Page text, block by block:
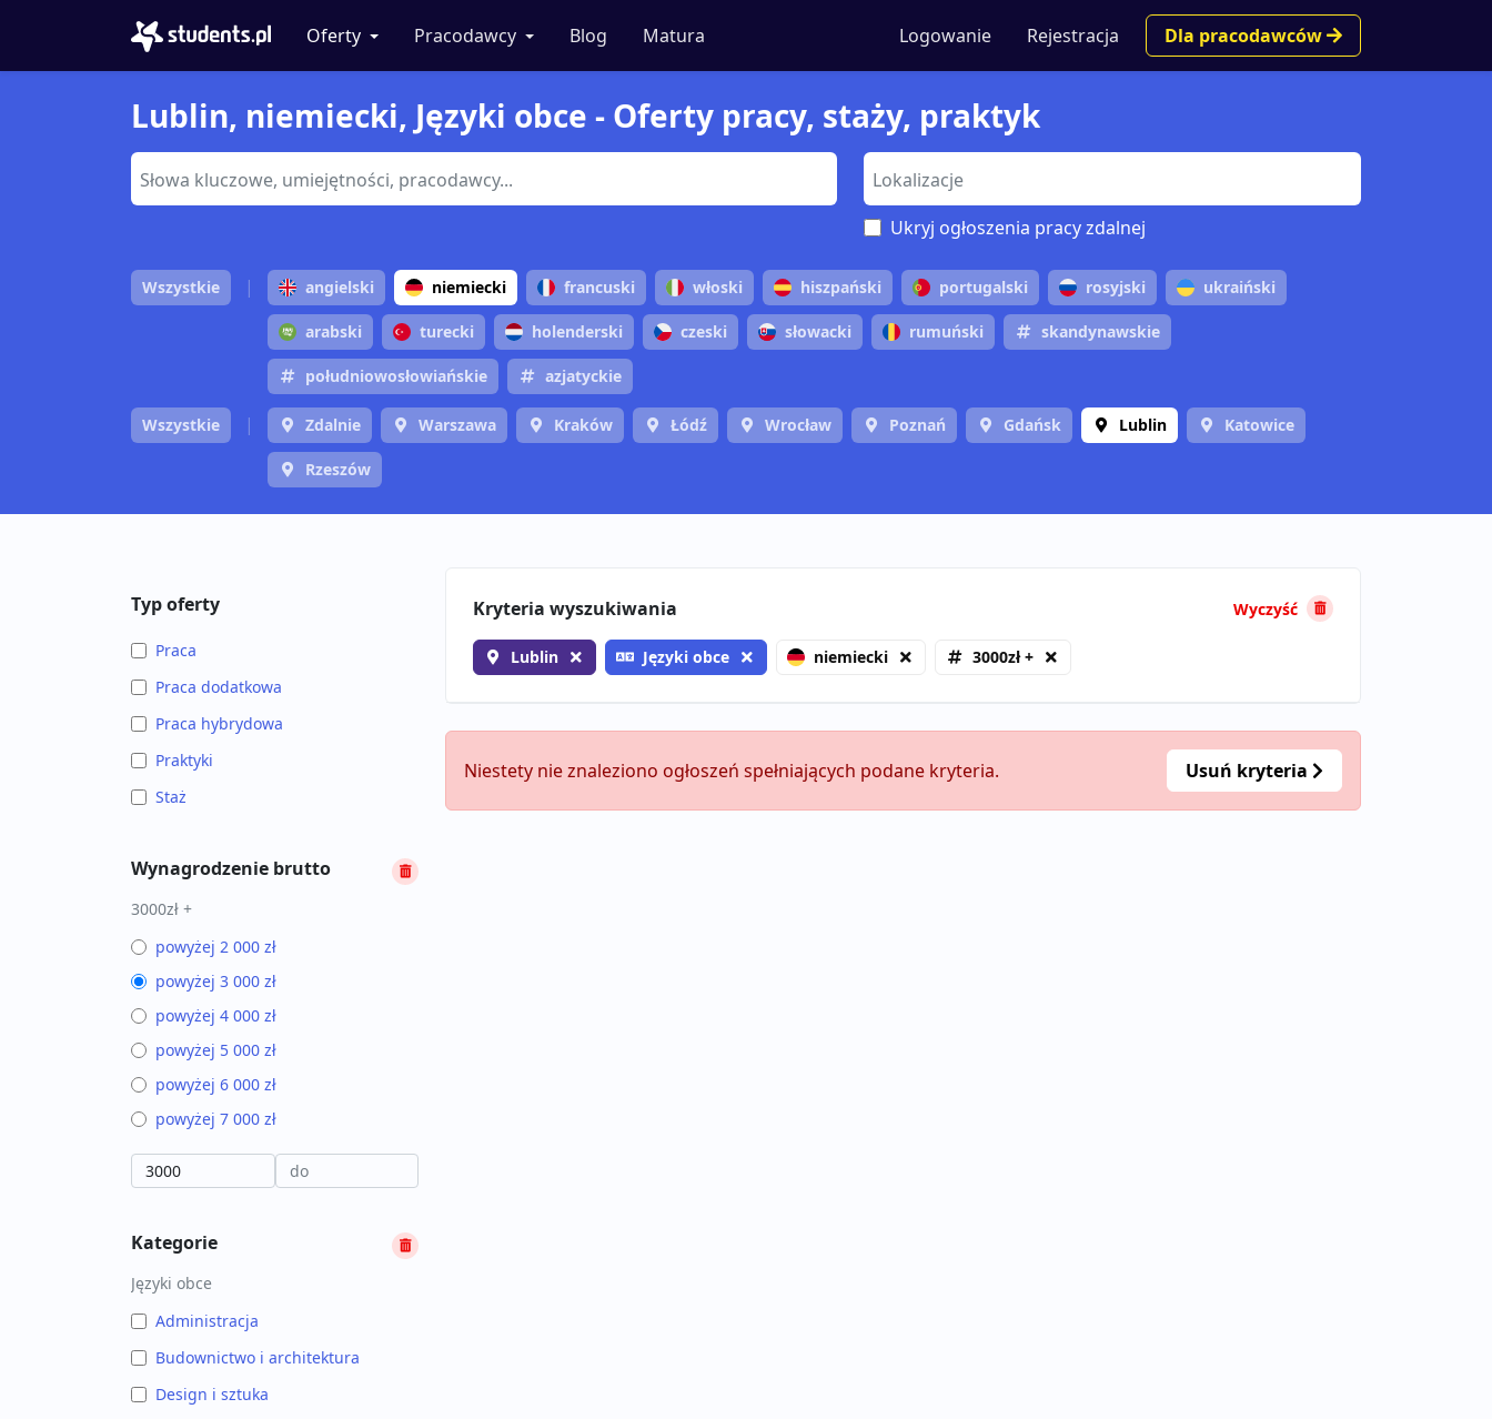
Oferty Pracodawcy Blog Matura Logowanie Rejestracja Dla pracodawców
Lublin, niemiecki, Języki obce - Oferty pracy, staży, praktyk
Ukryj ogłoszenia pracy zdalnej
Wszystkie angielski niemiecki francuski włoski hiszpański portugalski rosyjski ukraiński
arabski turecki holenderski czeski słowacki rumuński skandynawskie
południowosłowiańskie azjatyckie
Wszystkie Zdalnie Warszawa Kraków Łódź Wrocław Poznań Gdańsk Lublin Katowice
Rzeszów
Typ oferty
Praca
Praca dodatkowa
Praca hybrydowa
Praktyki
Staż
Wynagrodzenie brutto
3000zł +
powyżej 2 000 zł
powyżej 3 000 zł
powyżej 4 000 zł
powyżej 5 000 zł
powyżej 6 000 zł
powyżej 7 000 zł
Kategorie
Języki obce
Administracja
Budownictwo i architektura
Design i sztuka
Kryteria wyszukiwania Wyczyść
Lublin Języki obce niemiecki 3000zł +
Niestety nie znaleziono ogłoszeń spełniających podane kryteria. Usuń kryteria